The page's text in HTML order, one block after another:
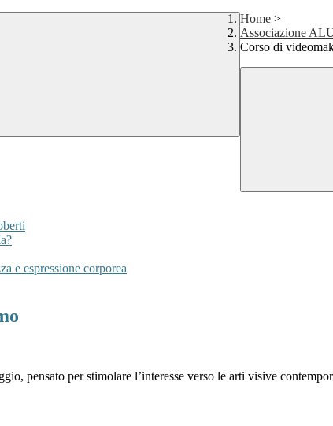
Home >
Associazione
Corso di
e espressione corporea
pensato per stimolare l’interesse verso le arti visive